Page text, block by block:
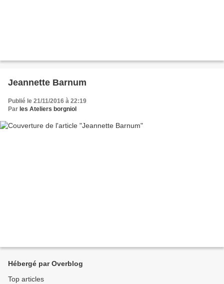
Jeannette Barnum
Publié le 21/11/2016 à 22:19
Par les Ateliers borgniol
Hébergé par Overblog
Top articles